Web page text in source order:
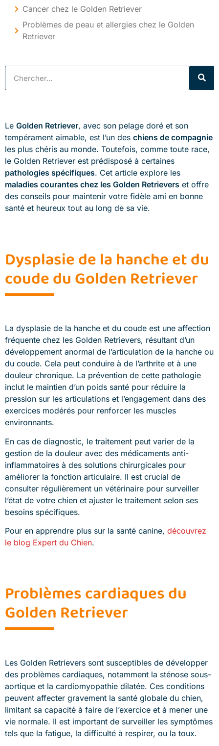
Cancer chez le Golden Retriever
Problèmes de peau et allergies chez le Golden
Retriever
Le Golden Retriever, avec son pelage doré et son
tempérament aimable, est l’un des chiens de compagnie
les plus chéris au monde. Toutefois, comme toute race,
le Golden Retriever est prédisposé à certaines
pathologies spécifiques. Cet article explore les
maladies courantes chez les Golden Retrievers et offre
des conseils pour maintenir votre fidèle ami en bonne
santé et heureux tout au long de sa vie.
Dysplasie de la hanche et du
coude du Golden Retriever
La dysplasie de la hanche et du coude est une affection
fréquente chez les Golden Retrievers, résultant d’un
développement anormal de l’articulation de la hanche ou
du coude. Cela peut conduire à de l’arthrite et à une
douleur chronique. La prévention de cette pathologie
inclut le maintien d’un poids santé pour réduire la
pression sur les articulations et l’engagement dans des
exercices modérés pour renforcer les muscles
environnants.
En cas de diagnostic, le traitement peut varier de la
gestion de la douleur avec des médicaments anti-
inflammatoires à des solutions chirurgicales pour
améliorer la fonction articulaire. Il est crucial de
consulter régulièrement un vétérinaire pour surveiller
l’état de votre chien et ajuster le traitement selon ses
besoins spécifiques.
Pour en apprendre plus sur la santé canine, découvrez
le blog Expert du Chien.
Problèmes cardiaques du
Golden Retriever
Les Golden Retrievers sont susceptibles de développer
des problèmes cardiaques, notamment la sténose sous-
aortique et la cardiomyopathie dilatée. Ces conditions
peuvent affecter gravement la santé globale du chien,
limitant sa capacité à faire de l’exercice et à mener une
vie normale. Il est important de surveiller les symptômes
tels que la fatigue, la difficulté à respirer, ou la toux.